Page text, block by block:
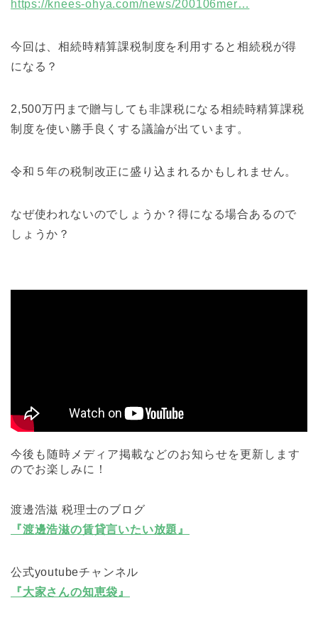
https://knees-ohya.com/news/200106mer…
今回は、相続時精算課税制度を利用すると相続税が得
になる？
2,500万円まで贈与しても非課税になる相続時精算課税
制度を使い勝手良くする議論が出ています。
令和５年の税制改正に盛り込まれるかもしれません。
なぜ使われないのでしょうか？得になる場合あるので
しょうか？
今後も随時メディア掲載などのお知らせを更新します
のでお楽しみに！
渡邊浩滋 税理士のブログ
『渡邊浩滋の賃貸言いたい放題』
公式youtubeチャンネル
『大家さんの知恵袋』